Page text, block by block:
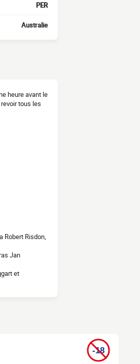
PER
Australie
heure avant le
tous les
Robert Risdon,
Jan
et